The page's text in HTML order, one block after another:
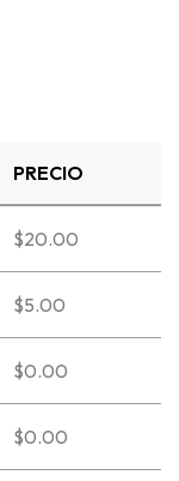
PRECIO
$20.00
$5.00
$0.00
$0.00